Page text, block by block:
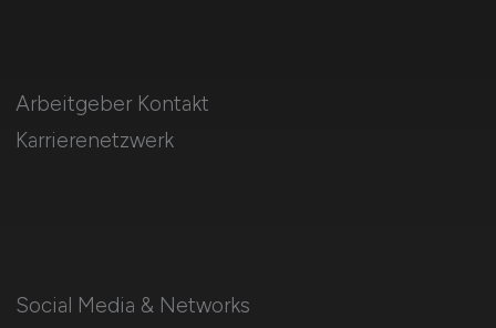
Social Media & Networks
Arbeitgeber Kontakt
Karrierenetzwerk